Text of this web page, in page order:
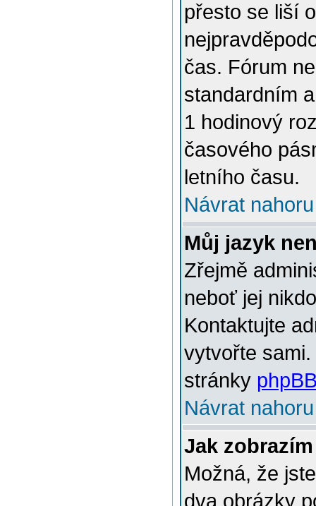
přesto se liší
čas. Fórum
standardním
1 hodinový
časového
letního času.
Návrat nahoru
Můj jazyk
Zřejmě
neboť jej
Kontaktujte
vytvořte
stránky
Návrat nahoru
Jak
Možná, že
dva obrázky